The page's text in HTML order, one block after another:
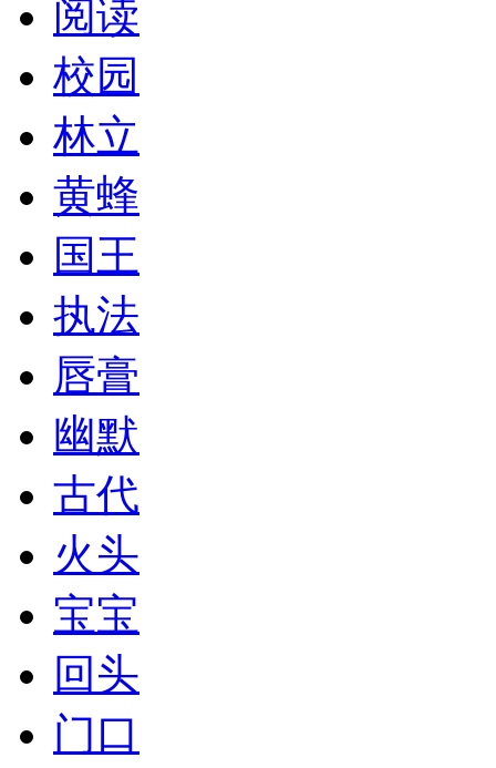
阅读
校园
林立
黄蜂
国王
执法
唇膏
幽默
古代
火头
宝宝
回头
门口